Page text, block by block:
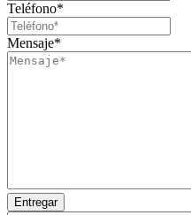
Teléfono*
Mensaje*
Entregar